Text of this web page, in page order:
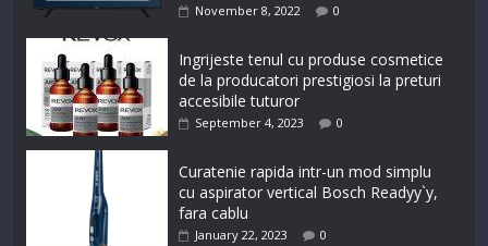
November 8, 2022 0
Ingrijeste tenul cu produse cosmetice
de la producatori prestigiosi la preturi
accesibile tuturor
September 4, 2023 0
Curatenie rapida intr-un mod simplu
cu aspirator vertical Bosch Readyy`y,
fara cablu
January 22, 2023 0